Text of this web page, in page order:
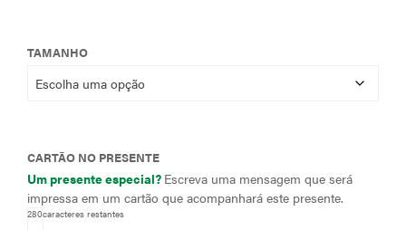
TAMANHO
CARTÃO NO PRESENTE
Um presente especial? Escreva uma mensagem que será
impressa em um cartão que acompanhará este presente.
280caracteres restantes